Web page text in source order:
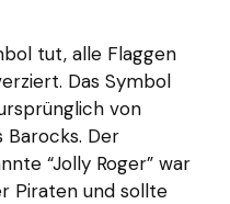
tut, alle Flaggen
Das Symbol
von
Barocks. Der
“Jolly Roger” war
Piraten und sollte